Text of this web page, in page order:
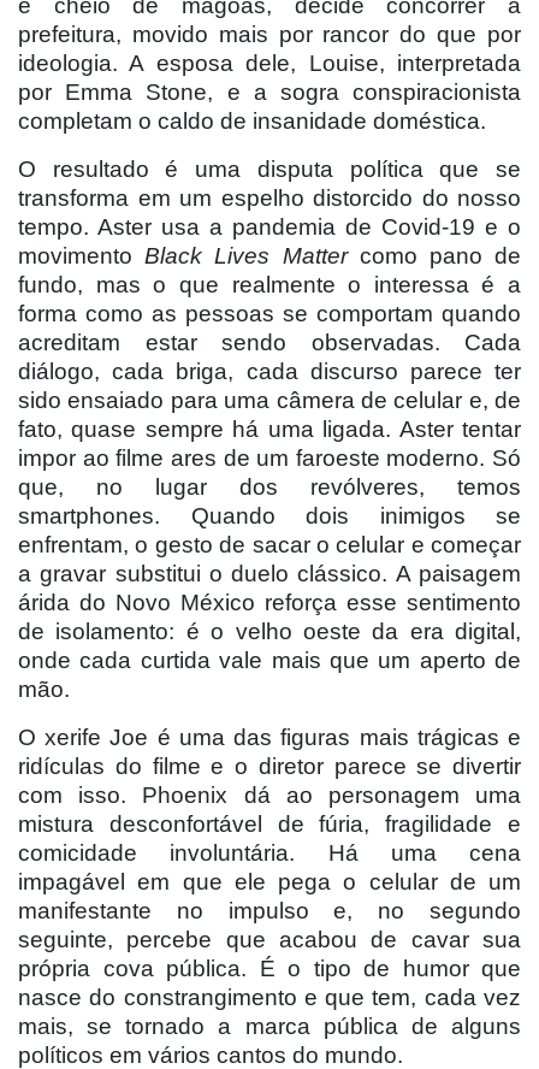
e cheio de mágoas, decide concorrer à
prefeitura, movido mais por rancor do que por
ideologia. A esposa dele, Louise, interpretada
por Emma Stone, e a sogra conspiracionista
completam o caldo de insanidade doméstica.
O resultado é uma disputa política que se
transforma em um espelho distorcido do nosso
tempo. Aster usa a pandemia de Covid-19 e o
movimentoBlack Lives Matter como pano de
fundo, mas o que realmente o interessa é a
forma como as pessoas se comportam quando
acreditam estar sendo observadas. Cada
diálogo, cada briga, cada discurso parece ter
sido ensaiado para uma câmera de celular e, de
fato, quase sempre há uma ligada. Aster tentar
impor ao filme ares de um faroeste moderno. Só
que, no lugar dos revólveres, temos
smartphones. Quando dois inimigos se
enfrentam, o gesto de sacar o celular e começar
a gravar substitui o duelo clássico. A paisagem
árida do Novo México reforça esse sentimento
de isolamento: é o velho oeste da era digital,
onde cada curtida vale mais que um aperto de
mão.
O xerife Joe é uma das figuras mais trágicas e
ridículas do filme e o diretor parece se divertir
com isso. Phoenix dá ao personagem uma
mistura desconfortável de fúria, fragilidade e
comicidade involuntária. Há uma cena
impagável em que ele pega o celular de um
manifestante no impulso e, no segundo
seguinte, percebe que acabou de cavar sua
própria cova pública. É o tipo de humor que
nasce do constrangimento e que tem, cada vez
mais, se tornado a marca pública de alguns
políticos em vários cantos do mundo.